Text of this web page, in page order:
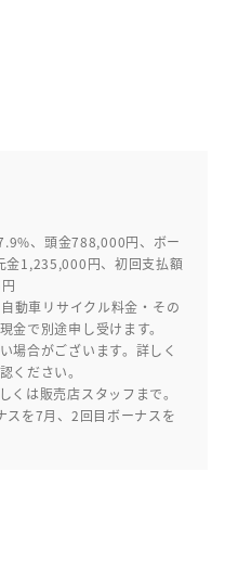
、頭金788,000円、ボー
金1,235,000円、初回支払額
動車リサイクル料金・その
金で別途申し受けます。
場合がございます。詳しく
ください。
くは販売店スタッフまで。
スを7月、2回目ボーナスを